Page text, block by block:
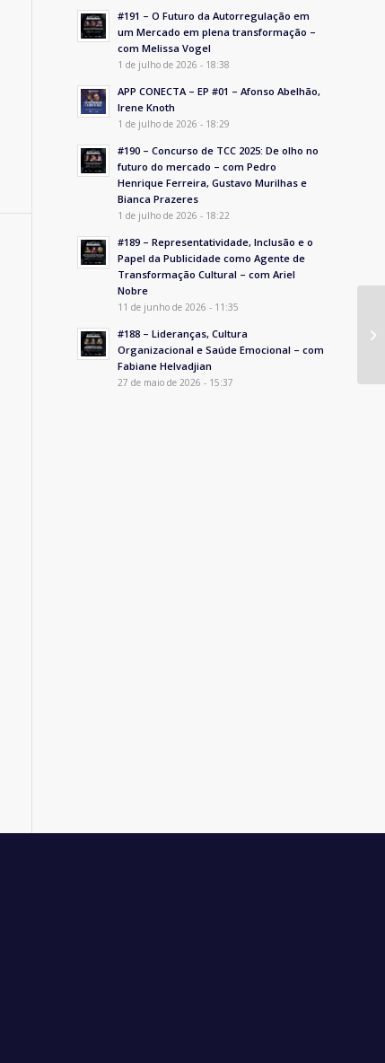
#191 – O Futuro da Autorregulação em
um Mercado em plena transformação –
com Melissa Vogel
1 de julho de 2026 - 18:38
APP CONECTA – EP #01 – Afonso Abelhão,
Irene Knoth
1 de julho de 2026 - 18:29
#190 – Concurso de TCC 2025: De olho no
futuro do mercado – com Pedro
Henrique Ferreira, Gustavo Murilhas e
Bianca Prazeres
1 de julho de 2026 - 18:22
#189 – Representatividade, Inclusão e o
Papel da Publicidade como Agente de
Transformação Cultural – com Ariel
Nobre
11 de junho de 2026 - 11:35
#188 – Lideranças, Cultura
Organizacional e Saúde Emocional – com
Fabiane Helvadjian
27 de maio de 2026 - 15:37